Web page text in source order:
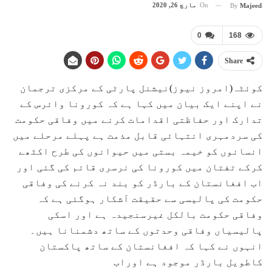
By Majeed
On مارچ 26, 2020
0 168
Share
کوئٹہ(امروز نیوز)نیشنل پارٹی کے مرکزی ترجمان
نے اپنے ایک بیان میں کہا ہے کہ کورونا وائرس کے
تدارک اور حفاظتی اقدامات کرنے میں وفاقی حکومت
کی سردمہری انتہائی قابل مذمت ہے پہلے مرحلے میں
انسانوں کو خیمہ بستی میں حیوانوں کی طرح اکٹھے
کرکے تفتان میں کورونا کی نرسری قائم کی گئی اور
اب افغانستان کے بارڈر کو بند نہ کرنے کی وفاقی
حکومت کی پالیسی سے حقیقت آشکار ہوگئی ہے کہ
وفاقی حکومت بالکل غیرسنجیدہ ہے اور اسکی
پالیسیاں وفاقی وحدتوں کے ساتھ دشمنانا ہیں۔
انہوں نے کہا کہ افغانستان کے ساتھ پاکستان
کاطویل بارڈر موجود ہے اوراب